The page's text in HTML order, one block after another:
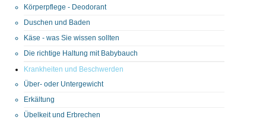
Körperpflege - Deodorant
Duschen und Baden
Käse - was Sie wissen sollten
Die richtige Haltung mit Babybauch
Krankheiten und Beschwerden
Über- oder Untergewicht
Erkältung
Übelkeit und Erbrechen